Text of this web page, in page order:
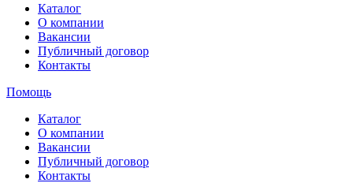
Каталог
О компании
Вакансии
Публичный договор
Контакты
Помощь
Каталог
О компании
Вакансии
Публичный договор
Контакты